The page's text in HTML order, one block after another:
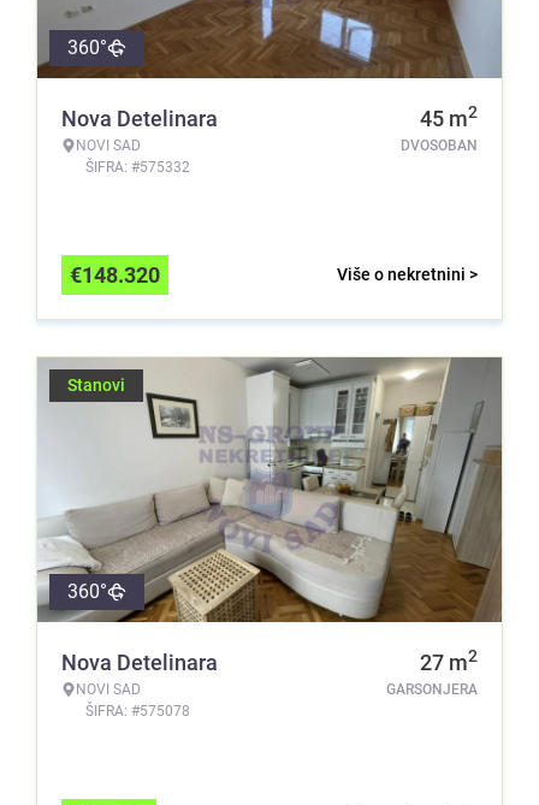
360°
Nova Detelinara
NOVI SAD
ŠIFRA: #575332
45 m2
DVOSOBAN
Više o nekretnini >
€148.320
Stanovi
360°
Nova Detelinara
NOVI SAD
ŠIFRA: #575078
27 m2
GARSONJERA